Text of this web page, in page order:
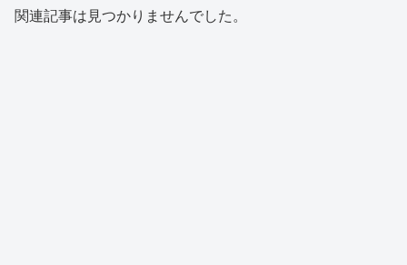
関連記事は見つかりませんでした。